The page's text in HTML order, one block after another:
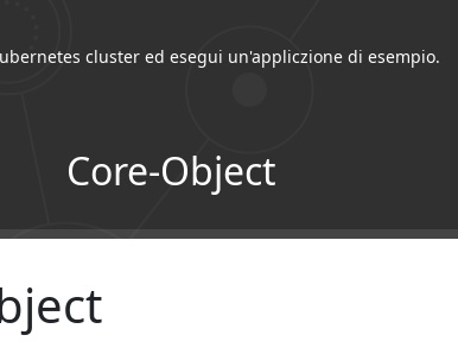
cluster ed esegui un'appliczione di esempio.
Core-Object